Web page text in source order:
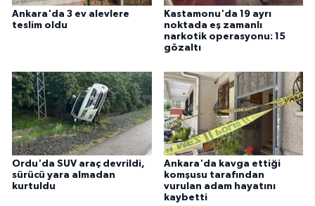
Ankara'da 3 ev alevlere
teslim oldu
Kastamonu'da 19 ayrı
noktada eş zamanlı
narkotik operasyonu: 15
gözaltı
Ordu'da SUV araç devrildi,
sürücü yara almadan
kurtuldu
Ankara'da kavga ettiği
komşusu tarafından
vurulan adam hayatını
kaybetti